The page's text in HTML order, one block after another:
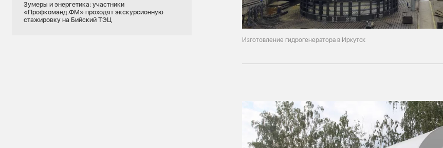
Зумеры и энергетика: участники
«Профкоманд.ФМ» проходят экскурсионную
стажировку на Бийский ТЭЦ
Изготовление гидрогенератора в Иркутск